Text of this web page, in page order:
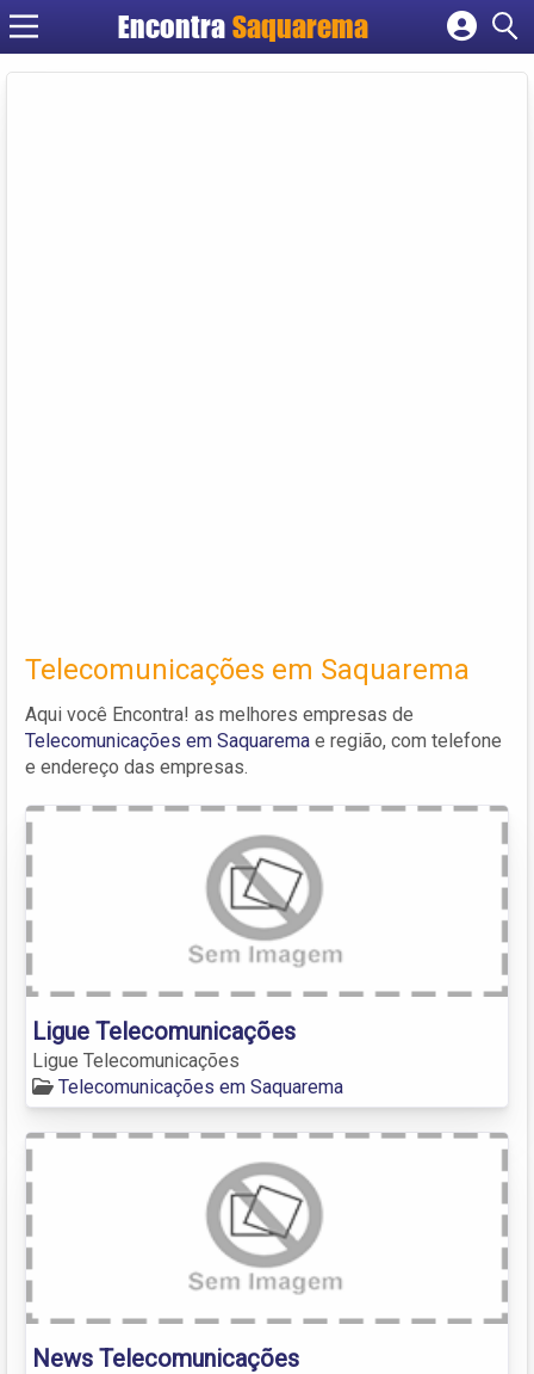
Encontra Saquarema
Cadastrar empresa
Telecomunicações em Saquarema
Aqui você Encontra! as melhores empresas de
Telecomunicações em Saquarema e região, com telefone
e endereço das empresas.
Ligue Telecomunicações
Ligue Telecomunicações
Telecomunicações em Saquarema
News Telecomunicações